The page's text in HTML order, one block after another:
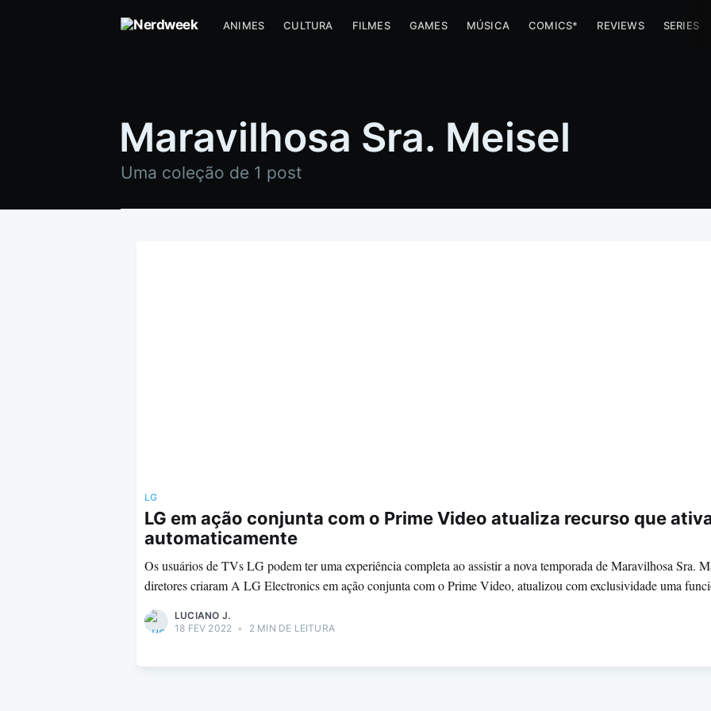
ANIMES CULTURA FILMES GAMES MÚSICA COMICS* REVIEWS SERIES
Maravilhosa Sra. Meisel
Uma coleção de 1 post
LG
LG em ação conjunta com o Prime Video atualiza recurso que
automaticamente
Os usuários de TVs LG podem ter uma experiência completa ao assistir a nova temporada de Maravilhosa Sra.
diretores criaram A LG Electronics em ação conjunta com o Prime Video, atualizou com exclusividade uma
LUCIANO J.
18 FEV 2022 • 2 MIN DE LEITURA